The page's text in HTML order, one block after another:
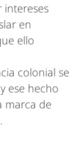
intereses
en
ello
colonial se
ese hecho
marca de